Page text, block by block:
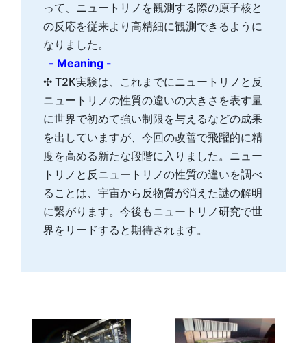
って、ニュートリノを観測する際の原子核と
の反応を従来より高精細に観測できるように
なりました。
- Meaning -
✣ T2K実験は、これまでにニュートリノと反
ニュートリノの性質の違いの大きさを表す量
に世界で初めて強い制限を与えるなどの成果
を出していますが、今回の改善で飛躍的に精
度を高める新たな段階に入りました。ニュー
トリノと反ニュートリノの性質の違いを調べ
ることは、宇宙から反物質が消えた謎の解明
に繋がります。今後もニュートリノ研究で世
界をリードすると期待されます。